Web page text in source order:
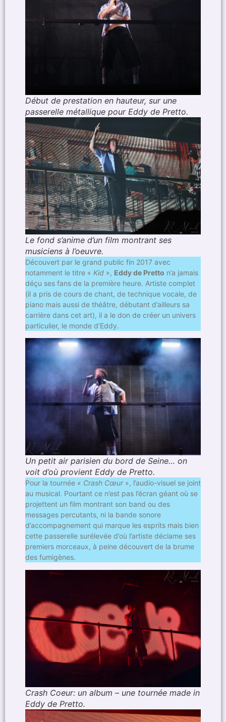
Début de prestation en hauteur, sur une
passerelle métallique pour Eddy de Pretto.
Le fond s’anime d’un film montrant ses
musiciens à l’oeuvre.
Découvert par le grand public fin 2017 avec
notamment le titre « Kid », Eddy de Pretto n’a jamais
déçu ses fans de la première heure. Artiste complet
(il a pris de cours de chant, de technique vocale, de
piano mais aussi de théâtre, débutant d’ailleurs sa
carrière dans cet art), il a le don de créer un univers
particulier, le monde d’Eddy.
Un petit air parisien du bord de Seine… on
voit d’où provient Eddy de Pretto.
Pour la tournée « Crash Cœur», l’audio-visuel se joint
au musical. Pourtant ce n’est pas l’écran géant où se
projettent un film montrant son band ou des
messages percutants, ni la bande sonore
d’accompagnement qui marque les esprits mais bien
cette passerelle surélevée d’où l’artiste déclame ses
premiers morceaux, à peine découvert de la brume
des fumigènes.
Crash Coeur: un album – une tournée made in
Eddy de Pretto.